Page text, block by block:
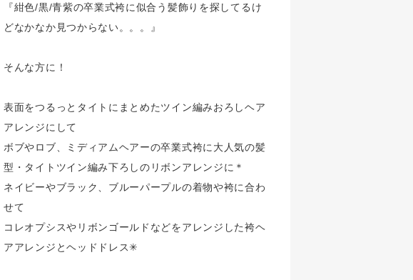
『紺色/黒/青紫の卒業式袴に似合う髪飾りを探してるけ
どなかなか見つからない。。。』
そんな方に！
表面をつるっとタイトにまとめたツイン編みおろしヘア
アレンジにして
ボブやロブ、ミディアムヘアーの卒業式袴に大人気の髪
型・タイトツイン編み下ろしのリボンアレンジに＊
ネイビーやブラック、ブルーパープルの着物や袴に合わ
せて
コレオプシスやリボンゴールドなどをアレンジした袴ヘ
アアレンジとヘッドドレス✳︎